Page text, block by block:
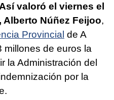
Así valoró el viernes el
Alberto Núñez Feijoo,
Provincial de A
millones de euros la
la Administración del
por la